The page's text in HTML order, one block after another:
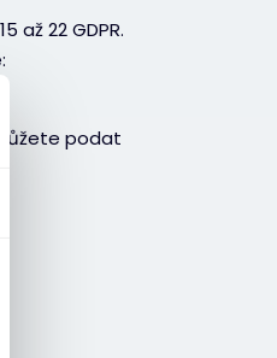
22 GDPR.
podat